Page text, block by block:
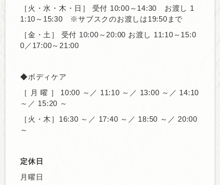
［火・水・木・日］ 受付 10:00～14:30 お渡し 1
1:10～15:30 ※サブスクのお渡しは19:50まで
［金・土］
受付 10:00～20:00 お渡し 11:10～15:0
0／17:00～21:00
◆ボディケア
［ 月 曜 ］
10:00 ～／ 11:10 ～／ 13:00 ～／ 14:10
～／ 15:20 ～
［火・木］ 16:30 ～／ 17:40 ～／ 18:50 ～／ 20:00
～
定休日
月曜日